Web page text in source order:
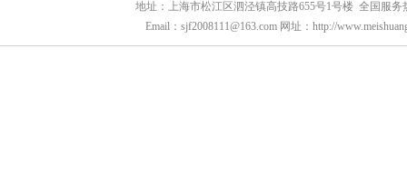
地址：上海市松江区泗泾镇高技路655号1号楼 全国服务
Email：sjf2008111@163.com 网址：http://